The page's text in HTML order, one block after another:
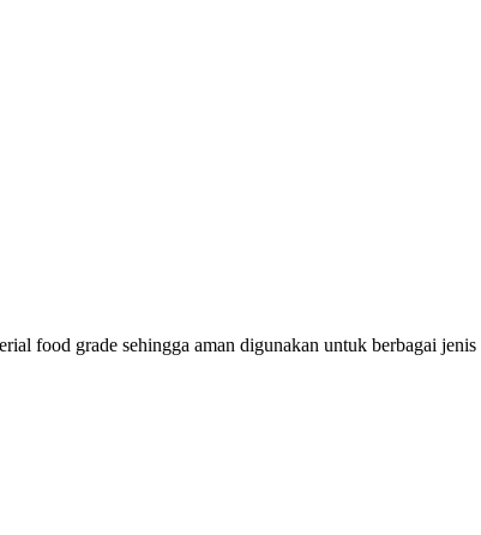
food grade sehingga aman digunakan untuk berbagai